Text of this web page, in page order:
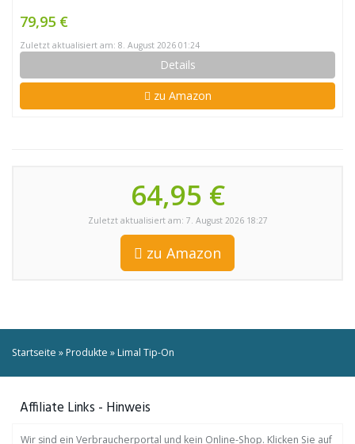
79,95 €
Zuletzt aktualisiert am: 8. August 2026 01:24
Details
zu Amazon
64,95 €
Zuletzt aktualisiert am: 7. August 2026 18:27
zu Amazon
Startseite »Produkte »Limal Tip-On
Affiliate Links - Hinweis
Wir sind ein Verbraucherportal und kein Online-Shop. Klicken Sie auf